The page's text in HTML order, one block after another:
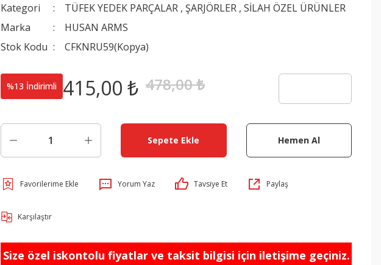
Kategori TÜFEK YEDEK PARÇALAR , ŞARJÖRLER ,SİLAH ÖZEL ÜRÜNLER
Marka
HUSAN ARMS
Stok Kodu
CFKNRU59(Kopya)
%13 İndirimli 415,00 ₺ 478,00 ₺
Sepete Ekle Hemen Al
Yorum Yaz Tavsiye Et Paylaş
Karşılaştır
Size özel iskontolu fiyatlar ve taksit bilgisi için iletişime geçiniz.